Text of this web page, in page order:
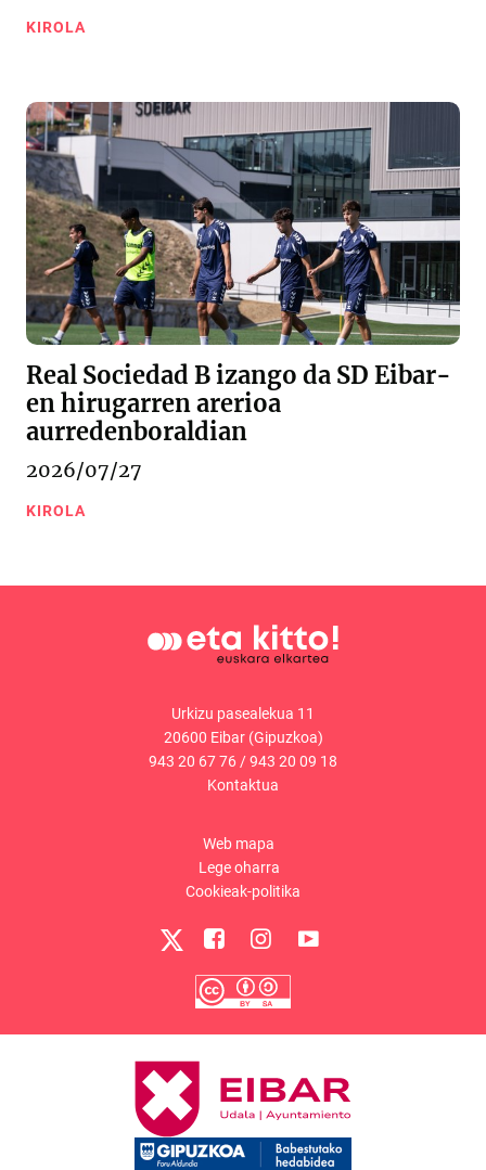
KIROLA
Real Sociedad B izango da SD Eibar-
en hirugarren arerioa
aurredenboraldian
2026/07/27
KIROLA
Urkizu pasealekua 11
20600 Eibar (Gipuzkoa)
943 20 67 76 /943 20 09 18
Kontaktua
Web mapa
Lege oharra
Cookieak-politika